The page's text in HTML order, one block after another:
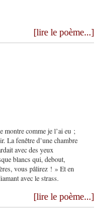
[lire le poème...]
comme je l’ai eu ;
La fenêtre d’une chambre
avec des yeux
blancs qui, debout,
vous pâlirez ! » Et en
avec le strass.
[lire le poème...]